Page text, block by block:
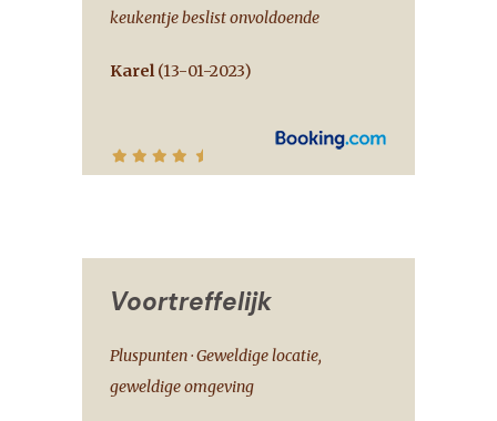
keukentje beslist onvoldoende
Karel(13-01-2023)
Voortreffelijk
Pluspunten · Geweldige locatie,
geweldige omgeving